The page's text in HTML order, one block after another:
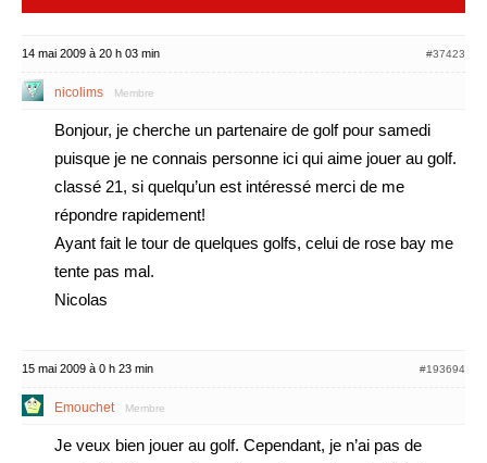
14 mai 2009 à 20 h 03 min #37423
nicolims Membre
Bonjour, je cherche un partenaire de golf pour samedi
puisque je ne connais personne ici qui aime jouer au golf.
classé 21, si quelqu’un est intéressé merci de me
répondre rapidement!
Ayant fait le tour de quelques golfs, celui de rose bay me
tente pas mal.
Nicolas
15 mai 2009 à 0 h 23 min #193694
Emouchet Membre
Je veux bien jouer au golf. Cependant, je n’ai pas de